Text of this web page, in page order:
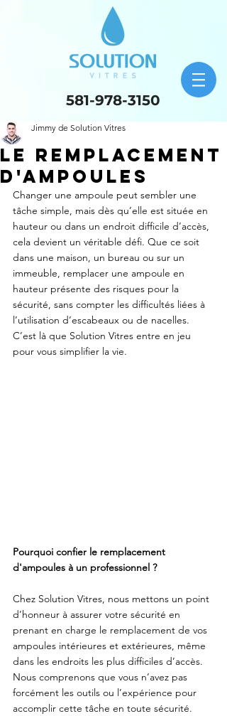
581-978-3150
Le Remplacement
d'Ampoules
Jimmy de Solution Vitres
Changer une ampoule peut sembler une
tâche simple, mais dès qu’elle est située en
hauteur ou dans un endroit difficile d’accès,
cela devient un véritable défi. Que ce soit
dans une maison, un bureau ou sur un
immeuble, remplacer une ampoule en
hauteur présente des risques pour la
sécurité, sans compter les difficultés liées à
l’utilisation d’escabeaux ou de nacelles.
C’est là que Solution Vitres entre en jeu
pour vous simplifier la vie.
Pourquoi confier le remplacement
d'ampoules à un professionnel ?
Chez Solution Vitres, nous mettons un point
d’honneur à assurer votre sécurité en
prenant en charge le remplacement de vos
ampoules intérieures et extérieures, même
dans les endroits les plus difficiles d’accès.
Nous comprenons que vous n’avez pas
forcément les outils ou l’expérience pour
accomplir cette tâche en toute sécurité.